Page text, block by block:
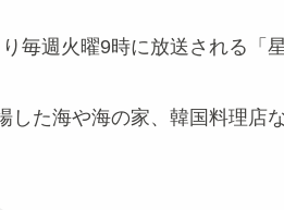
毎週火曜9時に放送される「
した海や海の家、韓国料理店